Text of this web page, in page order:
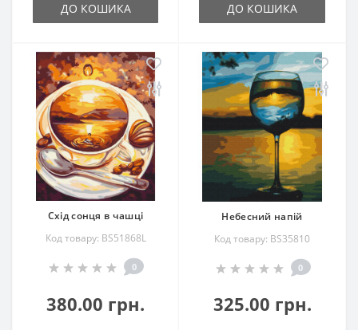
ДО КОШИКА ДО КОШИКА
Схід сонця в чашці
Код товару: BS51868L
0
380.00 грн.
Небесний напій
Код товару: BS35810
0
325.00 грн.